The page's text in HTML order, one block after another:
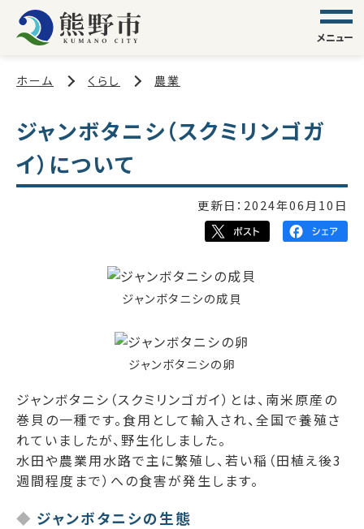
メニュー
ホーム くらし 農業
ジャンボタニシ（スクミリンゴガ
イ）について
更新日： 2024年06月10日
ジャンボタニシの成貝
ジャンボタニシの卵
ジャンボタニシ（スクミリンゴガイ）とは、南米原産の
巻貝の一種です。食用として輸入され、全国で養殖さ
れていましたが、野生化しました。
水田や農業用水路で主に繁殖し、若い稲（田植え後3
週間程度まで）への食害が発生します。
ジャンボタニシの生態